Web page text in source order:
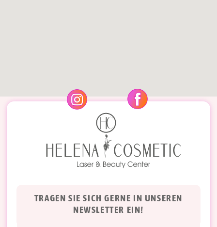
TRAGEN SIE SICH GERNE IN UNSEREN
NEWSLETTER EIN!